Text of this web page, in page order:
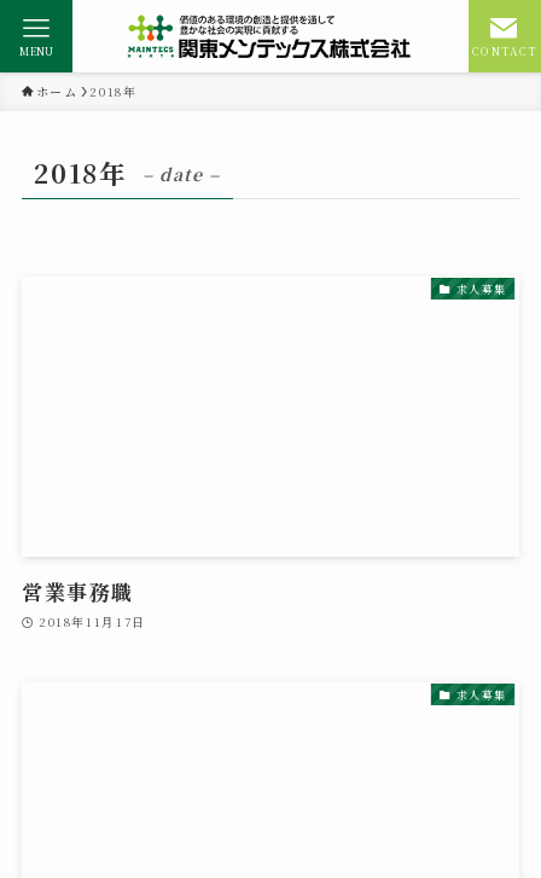
CONTACT
MENU
ホーム 2018年
2018年 – date –
求人募集
営業事務職
2018年11月17日
求人募集